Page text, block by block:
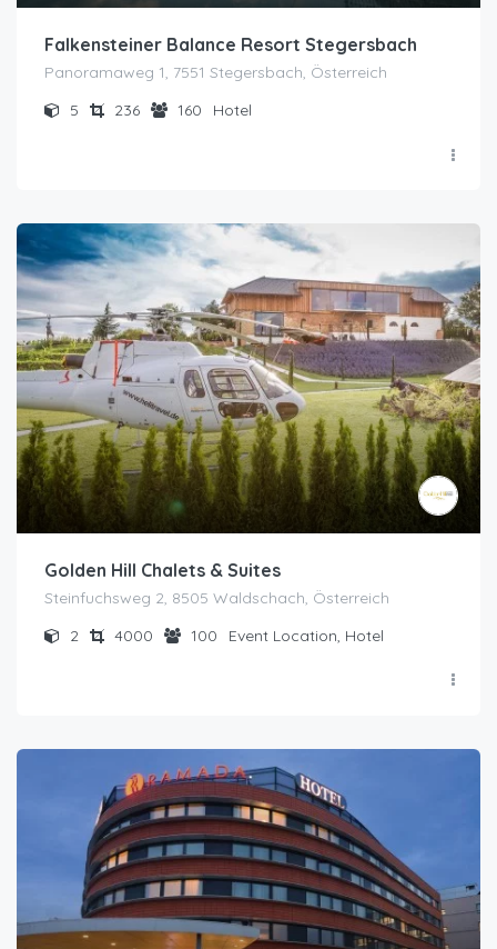
Falkensteiner Balance Resort Stegersbach
Panoramaweg 1, 7551 Stegersbach, Österreich
5
236 160 Hotel
Golden Hill Chalets & Suites
Steinfuchsweg 2, 8505 Waldschach, Österreich
2
4000 100 Event Location, Hotel